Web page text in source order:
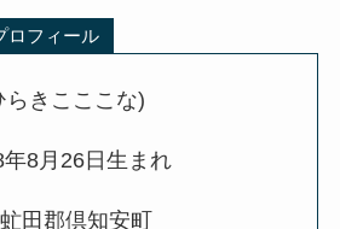
ロフィール
きこここな)
8月26日生まれ
田郡倶知安町